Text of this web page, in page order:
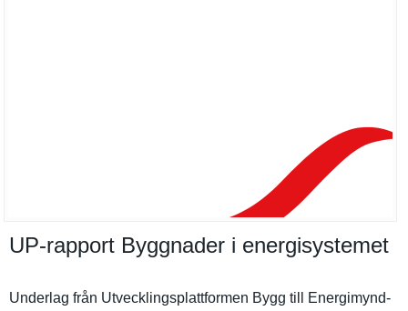
UP-​rapport Byggnader i energisystemet
Underlag från Utveckling­splattform­en Bygg till Energimynd­